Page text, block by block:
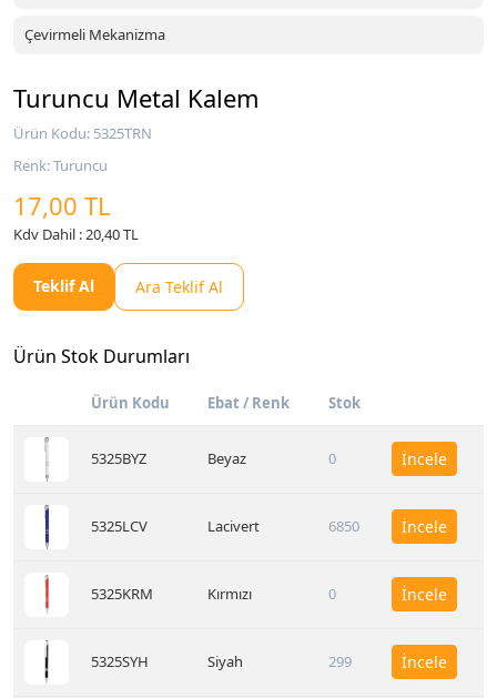
Çevirmeli Mekanizma
Turuncu Metal Kalem
Ürün Kodu: 5325TRN
Renk: Turuncu
17,00 TL
Kdv Dahil : 20,40 TL
Teklif Al Ara Teklif Al
Ürün Stok Durumları
Ürün Kodu Ebat / Renk Stok
5325BYZ Beyaz 0 İncele
5325LCV Lacivert 6850 İncele
5325KRM Kırmızı 0 İncele
5325SYH Siyah 299 İncele